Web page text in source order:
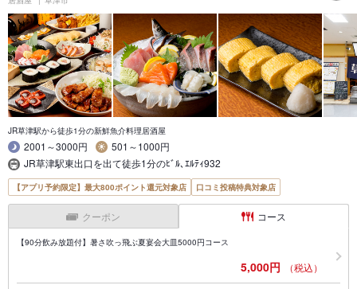
JR草津駅から徒歩1分の新鮮魚介料理居酒屋
2001～3000円
501～1000円
JR草津駅東出口を出て徒歩1分のﾋﾞﾙ､ｴﾙﾃｨ932
【アプリ予約限定】最大800ポイント還元対象店 口コミ投稿特典対象店
クーポン コース
【90分飲み放題付】暑さ吹っ飛ぶ夏宴会大皿5000円コース
5,000円 （税込）